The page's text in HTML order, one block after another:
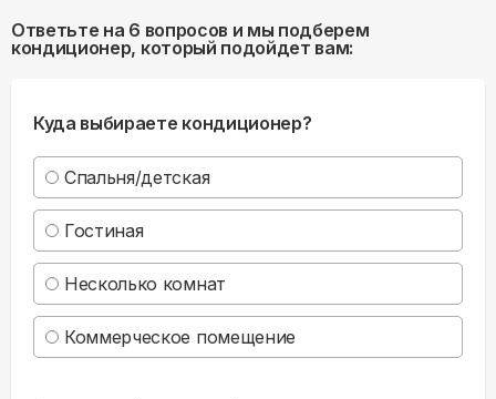
Ответьте на 6 вопросов и мы подберем
кондиционер, который подойдет вам:
Куда выбираете кондиционер?
Спальня/детская
Гостиная
Несколько комнат
Коммерческое помещение